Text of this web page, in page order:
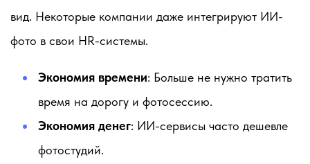
вид. Некоторые компании даже интегрируют ИИ-
фото в свои HR-системы.
Экономия времени: Больше не нужно тратить
время на дорогу и фотосессию.
Экономия денег: ИИ-сервисы часто дешевле
фотостудий.